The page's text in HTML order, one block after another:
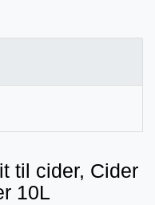
til cider, Cider
10L